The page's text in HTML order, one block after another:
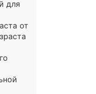
для
от